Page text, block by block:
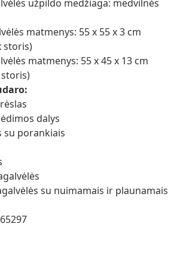
užpildo medžiaga: medvilnės
matmenys: 55 x 55 x 3 cm
storis)
matmenys: 55 x 45 x 13 cm
dalys
su porankiais
su nuimamais ir plaunamais